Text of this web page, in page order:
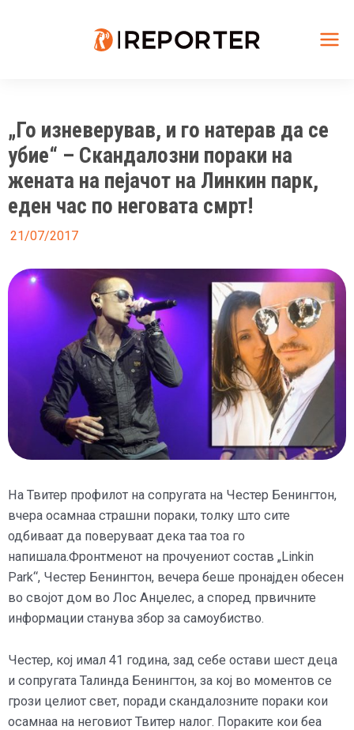
„Го изневерував, и го натерав да се
убие“ – Скандалозни пораки на
жената на пејачот на Линкин парк,
еден час по неговата смрт!
21/07/2017
На Твитер профилот на сопругата на Честер Бенингтон,
вчера осамнаа страшни пораки, толку што сите
одбиваат да поверуваат дека таа тоа го
напишала.Фронтменот на прочуениот состав „Linkin
Park“, Честер Бенингтон, вечера беше пронајден обесен
во својот дом во Лос Анџелес, а според првичните
информации станува збор за самоубиство.
Честер, кој имал 41 година, зад себе остави шест деца
и сопругата Талинда Бенингтон, за кој во моментов се
грози целиот свет, поради скандалозните пораки кои
осамнаа на неговиот Твитер налог. Пораките кои беа